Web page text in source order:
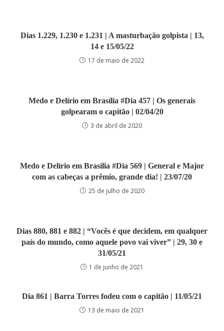
Dias 1.229, 1.230 e 1.231 | A masturbação golpista | 13,
14 e 15/05/22
17 de maio de 2022
Medo e Delírio em Brasília #Dia 457 | Os generais
golpearam o capitão | 02/04/20
3 de abril de 2020
Medo e Delírio em Brasília #Dia 569 | General e Major
com as cabeças a prêmio, grande dia! | 23/07/20
25 de julho de 2020
Dias 880, 881 e 882 | “Vocês é que decidem, em qualquer
país do mundo, como aquele povo vai viver” | 29, 30 e
31/05/21
1 de junho de 2021
Dia 861 | Barra Torres fodeu com o capitão | 11/05/21
13 de maio de 2021